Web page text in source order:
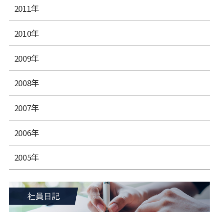
2011年
2010年
2009年
2008年
2007年
2006年
2005年